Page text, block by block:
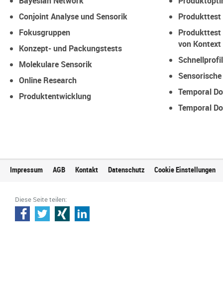
Conjoint Analyse und Sensorik
Fokusgruppen
Konzept- und Packungstests
Molekulare Sensorik
Online Research
Produktentwicklung
Produkttest
Produkttest
von Kontext
Temporal
Temporal
Impressum AGB Kontakt Datenschutz Cookie Einstellungen
Diese Seite teilen: